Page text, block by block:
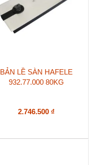
BẢN LỀ SÀN HAFELE
932.77.000 80KG
2.746.500 ₫